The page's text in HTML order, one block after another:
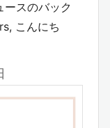
スのバック
こんにち